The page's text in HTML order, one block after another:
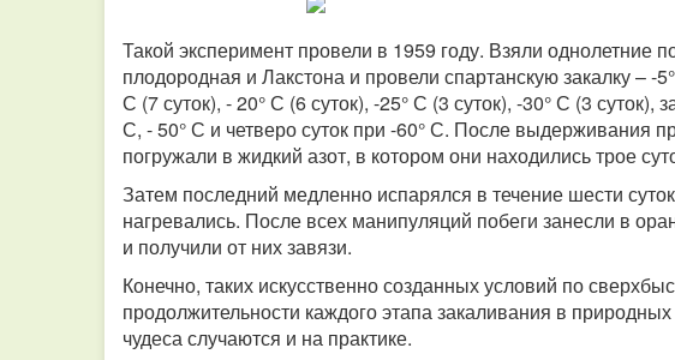
Такой эксперимент провели в 1959 году. Взяли однолетние
плодородная и Лакстона и провели спартанскую закалку – -
С (7 суток), - 20° С (6 суток), -25° С (3 суток), -30° С (3 суток),
С, - 50° С и четверо суток при -60° С. После выдерживания
погружали в жидкий азот, в котором они находились трое
Затем последний медленно испарялся в течение шести
нагревались. После всех манипуляций побеги занесли в
и получили от них завязи.
Конечно, таких искусственно созданных условий по
продолжительности каждого этапа закаливания в
чудеса случаются и на практике.